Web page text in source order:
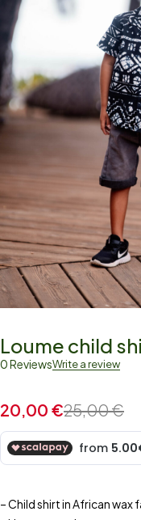
Loume child
0 ReviewsWrite a review
25,00€
20,00 €
– Child shirt in African